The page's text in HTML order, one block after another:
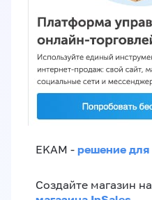
EKAM - решение
Создайте магазин на